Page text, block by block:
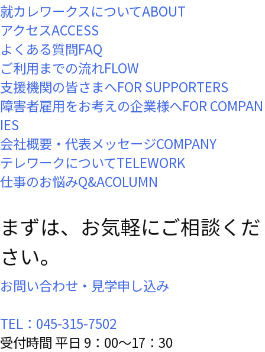
就カレワークスについてABOUT
アクセスACCESS
よくある質問FAQ
ご利用までの流れFLOW
支援機関の皆さまへFOR SUPPORTERS
障害者雇用をお考えの企業様へFOR COMPAN
IES
会社概要・代表メッセージCOMPANY
テレワークについてTELEWORK
仕事のお悩みQ&ACOLUMN
まずは、お気軽にご相談くだ
さい。
お問い合わせ・見学申し込み
TEL：045-315-7502
受付時間 平日 9：00～17：30